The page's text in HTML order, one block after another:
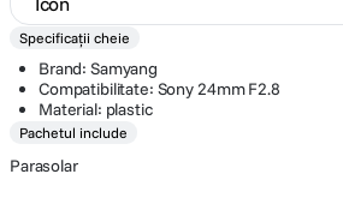
Specificații cheie
Brand: Samyang
Compatibilitate: Sony 24mm F2.8
Material: plastic
Pachetul include
Parasolar